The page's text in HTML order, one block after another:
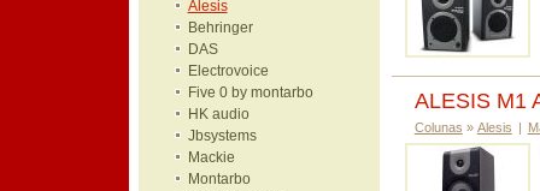
Alesis
Behringer
DAS
Electrovoice
Five 0 by montarbo
HK audio
Jbsystems
Mackie
Montarbo
ALESIS M1
Colunas » Alesis |